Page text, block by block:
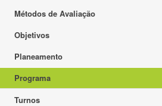
Métodos de Avaliação
Objetivos
Planeamento
Programa
Turnos